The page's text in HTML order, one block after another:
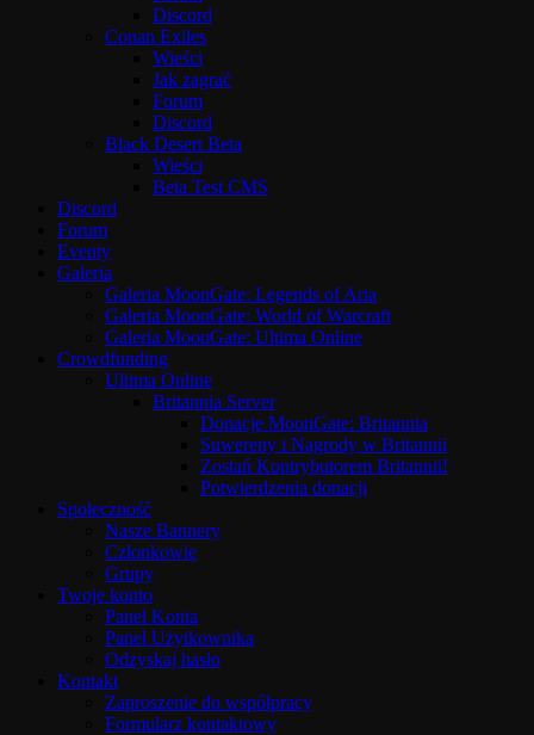
Discord
Conan Exiles
Wieści
Jak zagrać
Forum
Discord
Black Desert Beta
Wieści
Beta Test CMS
Discord
Forum
Eventy
Galeria
Galeria MoonGate: Legends of Aria
Galeria MoonGate: World of Warcraft
Galeria MoonGate: Ultima Online
Crowdfunding
Ultima Online
Britannia Server
Donacje MoonGate: Britannia
Suwereny i Nagrody w Britannii
Zostań Kontrybutorem Britannii!
Potwierdzenia donacji
Społeczność
Nasze Bannery
Członkowie
Grupy
Twoje konto
Panel Konta
Panel Użytkownika
Odzyskaj hasło
Kontakt
Zaproszenie do współpracy
Formularz kontaktowy